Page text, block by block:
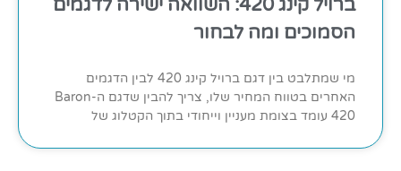
ברויל קינג 420: השוואה ישירה לדגמים
הסמוכים ומה לבחור
מי שמתלבט בין דגם ברויל קינג 420 לבין הדגמים
האחרים בטווח המחיר שלו, צריך להבין שדגם ה-Baron
420 עומד בצומת מעניין וייחודי בתוך הקטלוג של